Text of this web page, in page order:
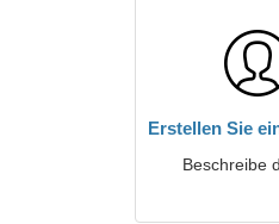
Erstellen Sie
Beschreibe